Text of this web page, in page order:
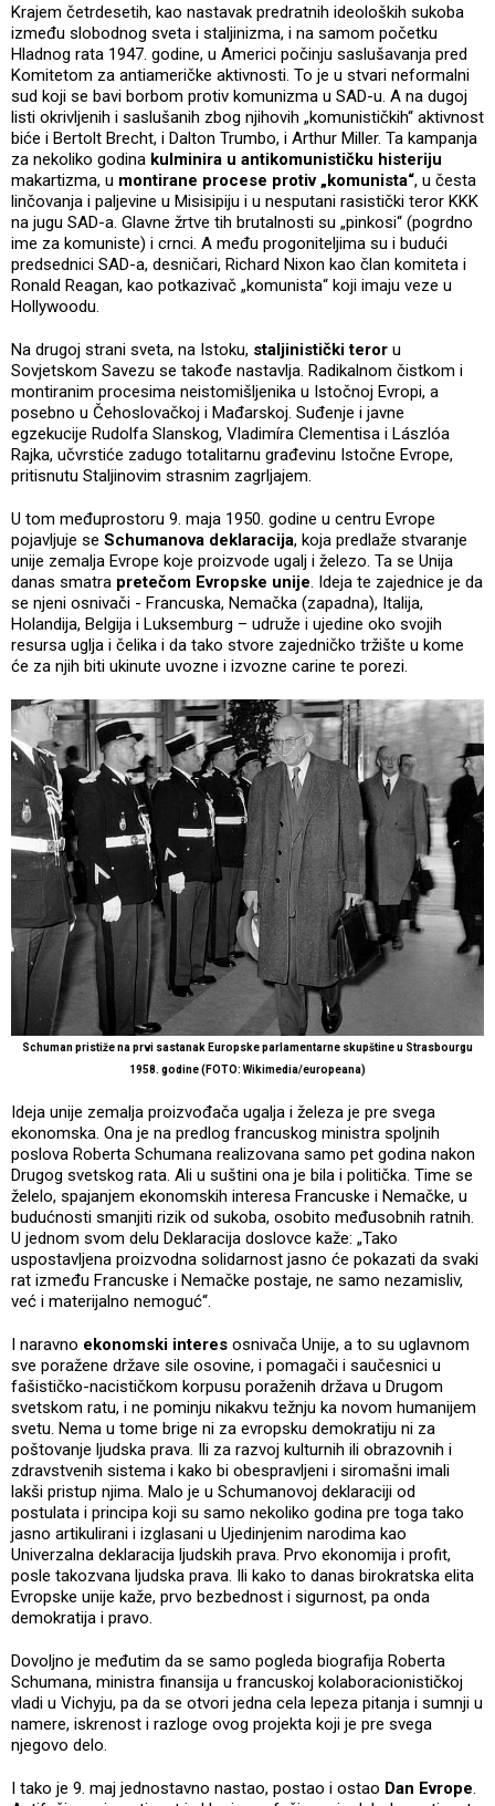
Krajem četrdesetih, kao nastavak predratnih ideoloških sukoba
između slobodnog sveta i staljinizma, i na samom početku
Hladnog rata 1947. godine, u Americi počinju saslušavanja pred
Komitetom za antiameričke aktivnosti. To je u stvari neformalni
sud koji se bavi borbom protiv komunizma u SAD-u. A na dugoj
listi okrivljenih i saslušanih zbog njihovih „komunističkih“ aktivnost
biće i Bertolt Brecht, i Dalton Trumbo, i Arthur Miller. Ta kampanja
za nekoliko godina kulminira u antikomunističku histeriju
makartizma, u montirane procese protiv „komunista“, u česta
linčovanja i paljevine u Misisipiju i u nesputani rasistički teror KKK
na jugu SAD-a. Glavne žrtve tih brutalnosti su „pinkosi“ (pogrdno
ime za komuniste) i crnci. A među progoniteljima su i budući
predsednici SAD-a, desničari, Richard Nixon kao član komiteta i
Ronald Reagan, kao potkazivač „komunista“ koji imaju veze u
Hollywoodu.
Na drugoj strani sveta, na Istoku, staljinistički teror u
Sovjetskom Savezu se takođe nastavlja. Radikalnom čistkom i
montiranim procesima neistomišljenika u Istočnoj Evropi, a
posebno u Čehoslovačkoj i Mađarskoj. Suđenje i javne
egzekucije Rudolfa Slanskog, Vladimíra Clementisa i Lászlóa
Rajka, učvrstiće zadugo totalitarnu građevinu Istočne Evrope,
pritisnutu Staljinovim strasnim zagrljajem.
U tom međuprostoru 9. maja 1950. godine u centru Evrope
pojavljuje se Schumanova deklaracija, koja predlaže stvaranje
unije zemalja Evrope koje proizvode ugalj i železo. Ta se Unija
danas smatra pretečom Evropske unije. Ideja te zajednice je da
se njeni osnivači - Francuska, Nemačka (zapadna), Italija,
Holandija, Belgija i Luksemburg – udruže i ujedine oko svojih
resursa uglja i čelika i da tako stvore zajedničko tržište u kome
će za njih biti ukinute uvozne i izvozne carine te porezi.
Schuman pristiže na prvi sastanak Europske parlamentarne skupštine u Strasbourgu
1958. godine (FOTO: Wikimedia/europeana)
Ideja unije zemalja proizvođača ugalja i železa je pre svega
ekonomska. Ona je na predlog francuskog ministra spoljnih
poslova Roberta Schumana realizovana samo pet godina nakon
Drugog svetskog rata. Ali u suštini ona je bila i politička. Time se
želelo, spajanjem ekonomskih interesa Francuske i Nemačke, u
budućnosti smanjiti rizik od sukoba, osobito međusobnih ratnih.
U jednom svom delu Deklaracija doslovce kaže: „Tako
uspostavljena proizvodna solidarnost jasno će pokazati da svaki
rat između Francuske i Nemačke postaje, ne samo nezamisliv,
već i materijalno nemoguć“.
I naravno ekonomski interes osnivača Unije, a to su uglavnom
sve poražene države sile osovine, i pomagači i saučesnici u
fašističko-nacističkom korpusu poraženih država u Drugom
svetskom ratu, i ne pominju nikakvu težnju ka novom humanijem
svetu. Nema u tome brige ni za evropsku demokratiju ni za
poštovanje ljudska prava. Ili za razvoj kulturnih ili obrazovnih i
zdravstvenih sistema i kako bi obespravljeni i siromašni imali
lakši pristup njima. Malo je u Schumanovoj deklaraciji od
postulata i principa koji su samo nekoliko godina pre toga tako
jasno artikulirani i izglasani u Ujedinjenim narodima kao
Univerzalna deklaracija ljudskih prava. Prvo ekonomija i profit,
posle takozvana ljudska prava. Ili kako to danas birokratska elita
Evropske unije kaže, prvo bezbednost i sigurnost, pa onda
demokratija i pravo.
Dovoljno je međutim da se samo pogleda biografija Roberta
Schumana, ministra finansija u francuskoj kolaboracionističkoj
vladi u Vichyju, pa da se otvori jedna cela lepeza pitanja i sumnji u
namere, iskrenost i razloge ovog projekta koji je pre svega
njegovo delo.
I tako je 9. maj jednostavno nastao, postao i ostao Dan Evrope